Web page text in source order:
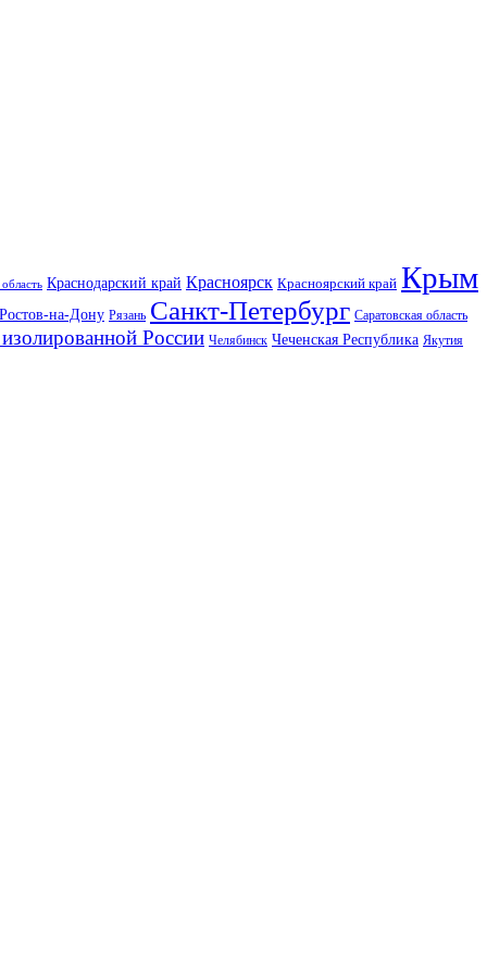
Краснодарский край Красноярск Красноярский край Крым
Ростов-на-Дону Рязань Санкт-Петербург Саратовская область
России Челябинск Чеченская Республика Якутия